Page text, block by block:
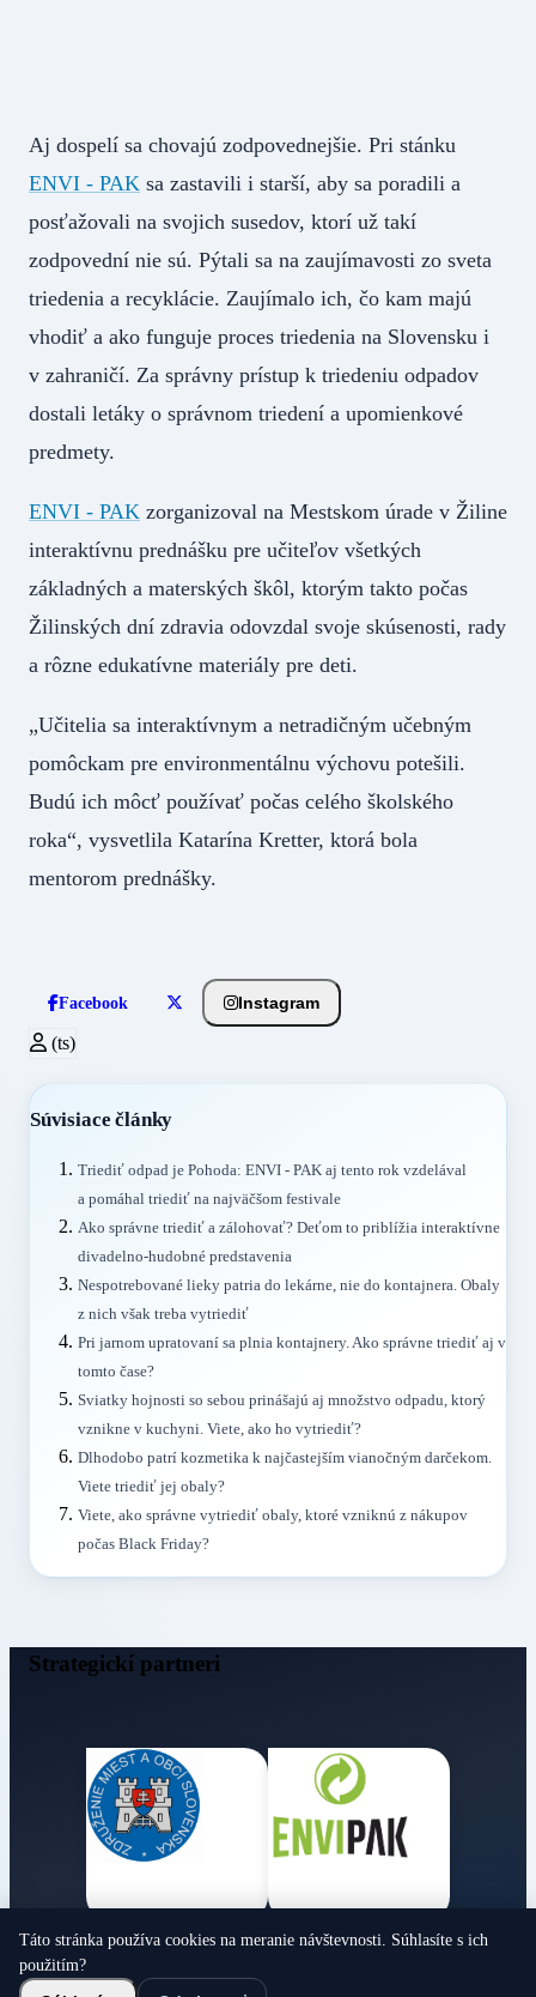
Aj dospelí sa chovajú zodpovednejšie. Pri stánku
ENVI - PAK sa zastavili i starší, aby sa poradili a
posťažovali na svojich susedov, ktorí už takí
zodpovední nie sú. Pýtali sa na zaujímavosti zo sveta
triedenia a recyklácie. Zaujímalo ich, čo kam majú
vhodiť a ako funguje proces triedenia na Slovensku i
v zahraničí. Za správny prístup k triedeniu odpadov
dostali letáky o správnom triedení a upomienkové
predmety.
ENVI - PAK zorganizoval na Mestskom úrade v Žiline
interaktívnu prednášku pre učiteľov všetkých
základných a materských škôl, ktorým takto počas
Žilinských dní zdravia odovzdal svoje skúsenosti, rady
a rôzne edukatívne materiály pre deti.
„Učitelia sa interaktívnym a netradičným učebným
pomôckam pre environmentálnu výchovu potešili.
Budú ich môcť používať počas celého školského
roka“, vysvetlila Katarína Kretter, ktorá bola
mentorom prednášky.
Facebook Instagram
(ts)
Súvisiace články
Triediť odpad je Pohoda: ENVI - PAK aj tento rok vzdelával
a pomáhal triediť na najväčšom festivale
Ako správne triediť a zálohovať? Deťom to priblížia interaktívne
divadelno-hudobné predstavenia
Nespotrebované lieky patria do lekárne, nie do kontajnera. Obaly
z nich však treba vytriediť
Pri jarnom upratovaní sa plnia kontajnery. Ako správne triediť aj v
tomto čase?
Sviatky hojnosti so sebou prinášajú aj množstvo odpadu, ktorý
vznikne v kuchyni. Viete, ako ho vytriediť?
Dlhodobo patrí kozmetika k najčastejším vianočným darčekom.
Viete triediť jej obaly?
Viete, ako správne vytriediť obaly, ktoré vzniknú z nákupov
počas Black Friday?
Strategickí partneri
Obecné noviny
Táto stránka používa cookies na meranie návštevnosti. Súhlasíte s ich
použitím?